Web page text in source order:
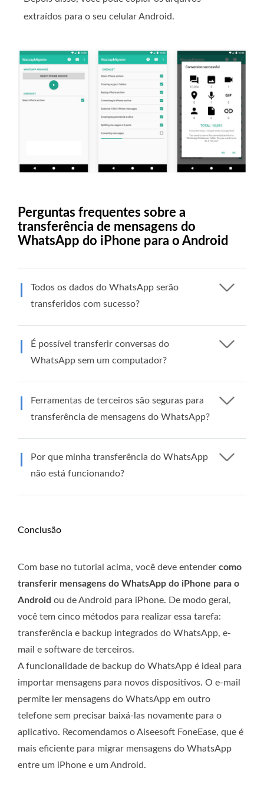
extraídos para o seu celular Android.
Perguntas frequentes sobre a
transferência de mensagens do
WhatsApp do iPhone para o Android
Todos os dados do WhatsApp serão
transferidos com sucesso?
É possível transferir conversas do
WhatsApp sem um computador?
Ferramentas de terceiros são seguras para
transferência de mensagens do WhatsApp?
Por que minha transferência do WhatsApp
não está funcionando?
Conclusão
Com base no tutorial acima, você deve entender como
transferir mensagens do WhatsApp do iPhone para o
Android ou de Android para iPhone. De modo geral,
você tem cinco métodos para realizar essa tarefa:
transferência e backup integrados do WhatsApp, e-
mail e software de terceiros.
A funcionalidade de backup do WhatsApp é ideal para
importar mensagens para novos dispositivos. O e-mail
permite ler mensagens do WhatsApp em outro
telefone sem precisar baixá-las novamente para o
aplicativo. Recomendamos o Aiseesoft FoneEase, que é
mais eficiente para migrar mensagens do WhatsApp
entre um iPhone e um Android.